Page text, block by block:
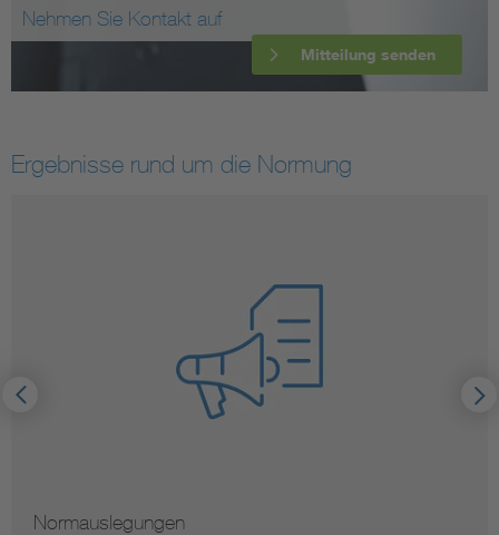
Nehmen Sie Kontakt auf
Mitteilung senden
Ergebnisse rund um die Normung
Normauslegungen